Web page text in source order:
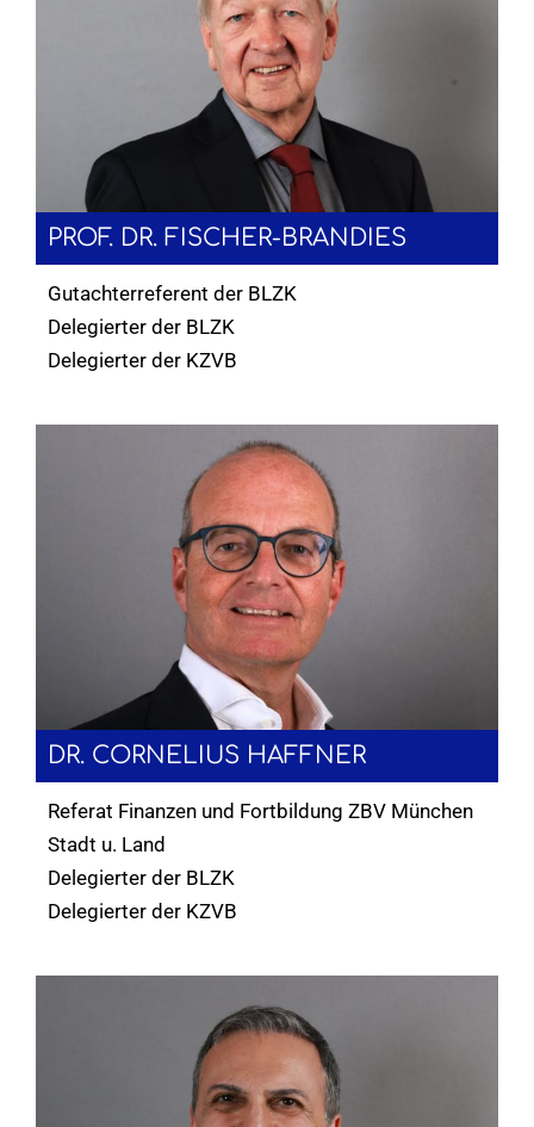
PROF. DR. FISCHER-BRANDIES
Gutachterreferent der BLZK
Delegierter der BLZK
Delegierter der KZVB
DR. CORNELIUS HAFFNER
Referat Finanzen und Fortbildung ZBV München
Stadt u. Land
Delegierter der BLZK
Delegierter der KZVB